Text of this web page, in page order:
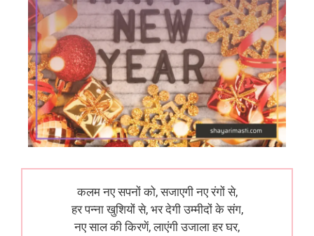
कलम नए सपनों को, सजाएगी नए रंगों से,
हर पन्ना खुशियों से, भर देगी उम्मीदों के संग,
नए साल की किरणें, लाएंगी उजाला हर घर,